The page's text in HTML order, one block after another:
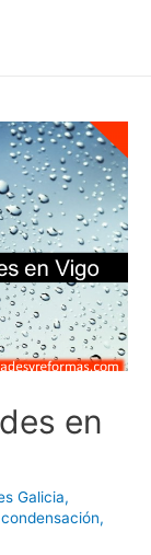
en
Galicia,
,